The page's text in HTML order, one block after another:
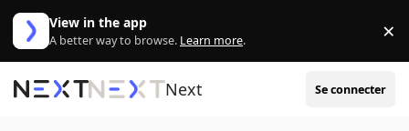
Aller au contenu
View in the app
A better way to browse. Learn more. ×
Next Se connecter